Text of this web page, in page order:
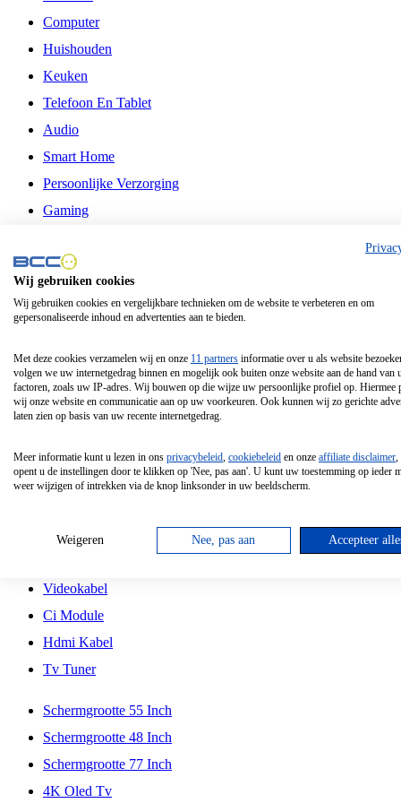
Computer
Huishouden
Keuken
Telefoon En Tablet
Audio
Smart Home
Persoonlijke Verzorging
Gaming
Philips
Schermgrootte 24 Inch
Schermgrootte 85 Inch
Schermgrootte 98 Inch
Tcl
Hd Led Tv
Antennekabel
Videokabel
Ci Module
Hdmi Kabel
Tv Tuner
Schermgrootte 55 Inch
Schermgrootte 48 Inch
Schermgrootte 77 Inch
4K Oled Tv
Wij gebruiken cookies
Wij gebruiken cookies en vergelijkbare technieken om de website te verbeteren en om
gepersonaliseerde inhoud en advertenties aan te bieden.
Met deze cookies verzamelen wij en onze 11 partners informatie over u als website
volgen we uw internetgedrag binnen en mogelijk ook buiten onze website aan de hand van
factoren, zoals uw IP-adres. Wij bouwen op die wijze uw persoonlijke profiel op. Hiermee
wij onze website en communicatie aan op uw voorkeuren. Ook kunnen wij zo gerichte
laten zien op basis van uw recente internetgedrag.
Meer informatie kunt u lezen in ons privacybeleid, cookiebeleid en onze affiliate disclaimer,
opent u de instellingen door te klikken op 'Nee, pas aan'. U kunt uw toestemming op ieder
weer wijzigen of intrekken via de knop linksonder in uw beeldscherm.
Weigeren Nee, pas aan Accepteer